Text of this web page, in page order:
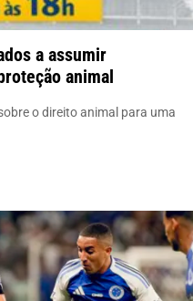
a assumir
animal
o direito animal para uma